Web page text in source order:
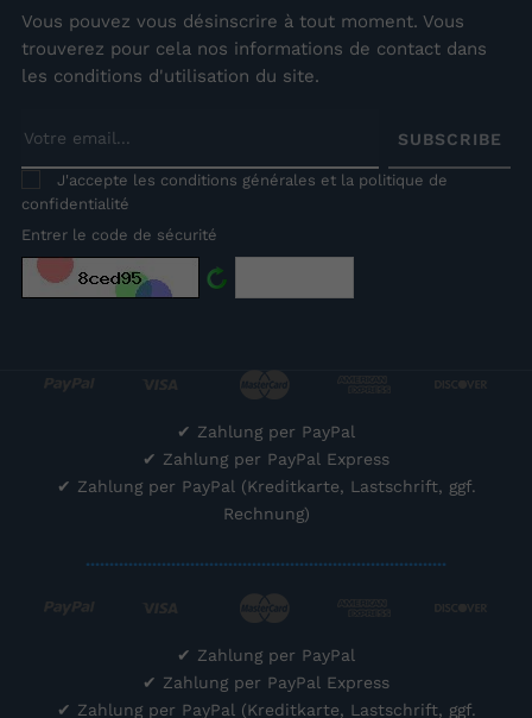
Vous pouvez vous désinscrire à tout moment. Vous
trouverez pour cela nos informations de contact dans
les conditions d'utilisation du site.
SUBSCRIBE
J'accepte les conditions générales et la politique de
confidentialité
Entrer le code de sécurité
✔ Zahlung per PayPal
✔ Zahlung per PayPal Express
✔ Zahlung per PayPal (Kreditkarte, Lastschrift, ggf.
Rechnung)
............................................................................
✔ Zahlung per PayPal
✔ Zahlung per PayPal Express
✔ Zahlung per PayPal (Kreditkarte, Lastschrift, ggf.